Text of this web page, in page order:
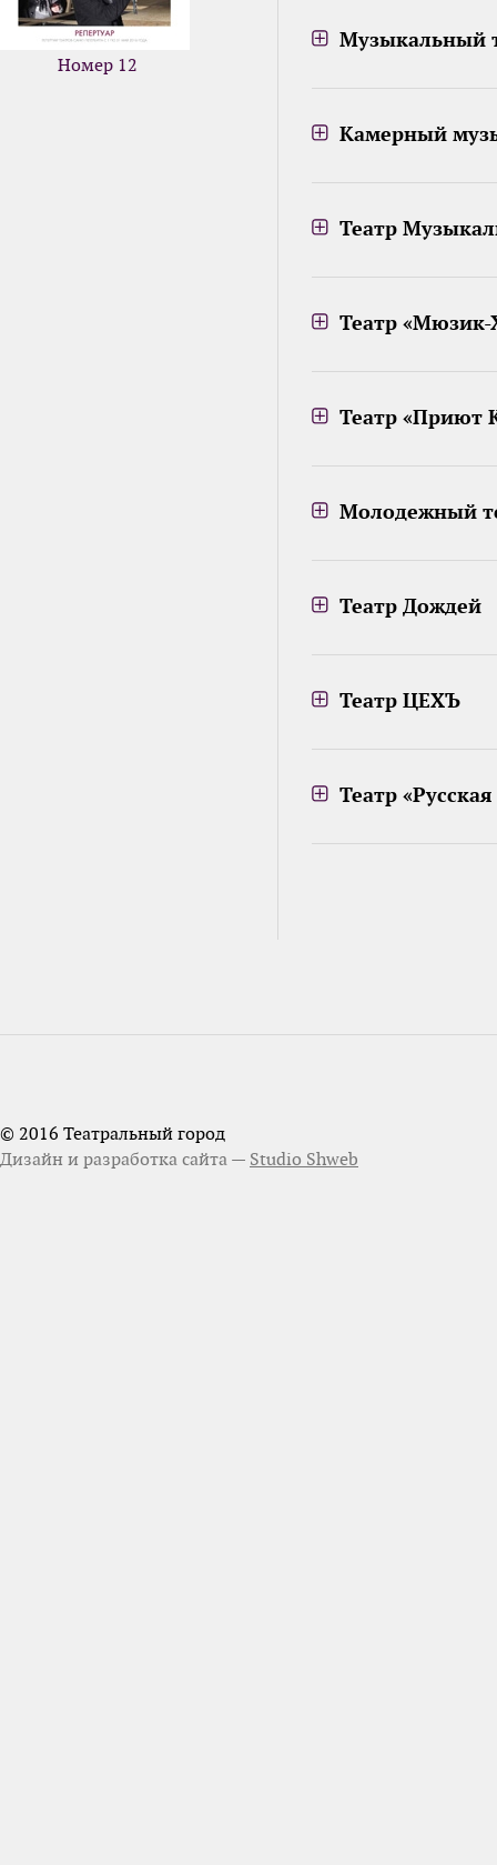
Номер 12
Музыкальный
Камерный
Театр
Театр «Мюзик-
Театр «Приют
Молодежный
Театр Дождей
Театр ЦЕХЪ
Театр
© 2016 Театральный город
Дизайн и разработка сайта — Studio Shweb